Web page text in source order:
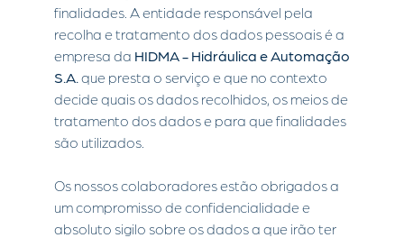
finalidades. A entidade responsável pela
recolha e tratamento dos dados pessoais é a
empresa da HIDMA - Hidráulica e Automação
S.A. que presta o serviço e que no contexto
decide quais os dados recolhidos, os meios de
tratamento dos dados e para que finalidades
são utilizados.
Os nossos colaboradores estão obrigados a
um compromisso de confidencialidade e
absoluto sigilo sobre os dados a que irão ter